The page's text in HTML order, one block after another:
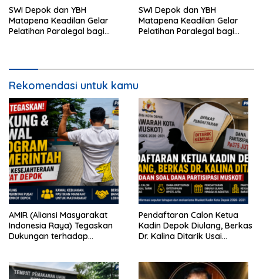
SWI Depok dan YBH
Matapena Keadilan Gelar
Pelatihan Paralegal bagi
SWI Depok dan YBH
Matapena Keadilan Gelar
Pelatihan Paralegal bagi
Rekomendasi untuk kamu
AMIR (Aliansi Masyarakat
Indonesia Raya) Tegaskan
Dukungan terhadap
Pendaftaran Calon Ketua
Kadin Depok Diulang, Berkas
Dr. Kalina Ditarik Usai